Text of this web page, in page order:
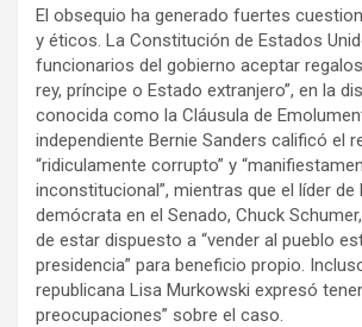
El obsequio ha generado fuertes
y éticos. La Constitución de Estados
funcionarios del gobierno aceptar
rey, príncipe o Estado extranjero”, en la
conocida como la Cláusula de
independiente Bernie Sanders calificó el
“ridiculamente corrupto” y
inconstitucional”, mientras que el líder de
demócrata en el Senado, Chuck
de estar dispuesto a “vender al pueblo
presidencia” para beneficio propio.
republicana Lisa Murkowski expresó
preocupaciones” sobre el caso.